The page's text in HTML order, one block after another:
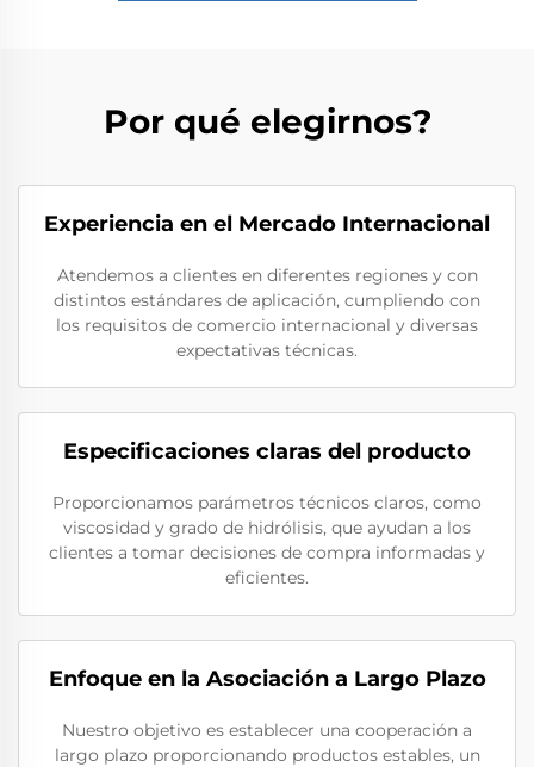
Por qué elegirnos?
Experiencia en el Mercado Internacional
Atendemos a clientes en diferentes regiones y con
distintos estándares de aplicación, cumpliendo con
los requisitos de comercio internacional y diversas
expectativas técnicas.
Especificaciones claras del producto
Proporcionamos parámetros técnicos claros, como
viscosidad y grado de hidrólisis, que ayudan a los
clientes a tomar decisiones de compra informadas y
eficientes.
Enfoque en la Asociación a Largo Plazo
Nuestro objetivo es establecer una cooperación a
largo plazo proporcionando productos estables, un